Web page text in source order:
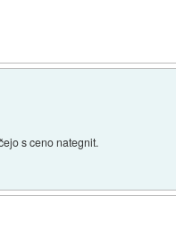
s ceno nategnit.